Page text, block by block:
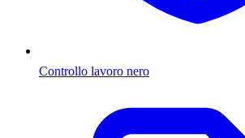
Controllo lavoro nero